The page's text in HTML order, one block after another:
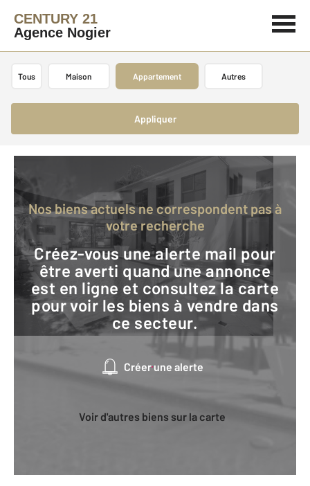
CENTURY 21
Agence Nogier
Tous Maison Appartement Autres
Appliquer
Nos biens actuels ne correspondent pas à
votre recherche
Créez-vous une alerte mail pour
être averti quand une annonce
est en ligne et consultez la carte
pour voir les biens à vendre dans
ce secteur.
Créer une alerte
Voir d'autres biens sur la carte